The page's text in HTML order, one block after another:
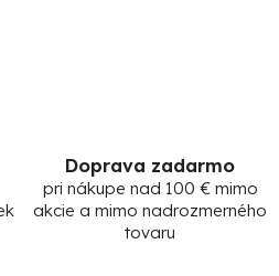
Doprava zadarmo
pri nákupe nad 100 € mimo
akcie a mimo nadrozmerného
tovaru